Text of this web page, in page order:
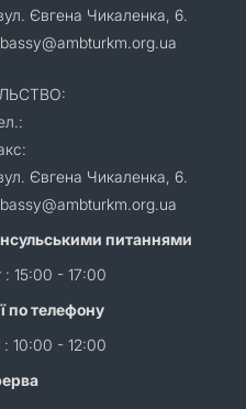
Євгена Чикаленка, 6.
Євгена Чикаленка, 6.
питаннями
: 15:00 - 17:00
по телефону
10:00 - 12:00